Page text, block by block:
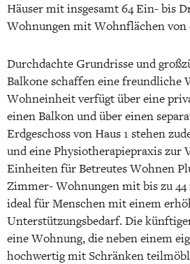
Häuser mit insgesamt 64 Ein- bis
Wohnungen mit Wohnflächen von
Durchdachte Grundrisse und
Balkone schaffen eine freundliche
Wohneinheit verfügt über eine
einen Balkon und über einen
Erdgeschoss von Haus 1 stehen
und eine Physiotherapiepraxis zur
Einheiten für Betreutes Wohnen
Zimmer- Wohnungen mit bis zu
ideal für Menschen mit einem
Unterstützungsbedarf. Die
eine Wohnung, die neben einem
hochwertig mit Schränken